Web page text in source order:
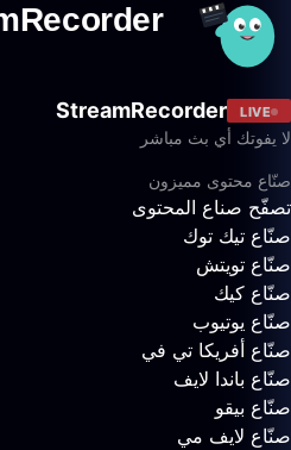
LIVE
StreamRecorder
لا يفوتك أي بث مباشر
صنّاع محتوى مميزون
تصفّح صناع المحتوى
صنّاع تيك توك
صنّاع تويتش
صنّاع كيك
صنّاع يوتيوب
صنّاع أفريكا تي في
صنّاع باندا لايف
صنّاع بيقو
صنّاع لايف مي